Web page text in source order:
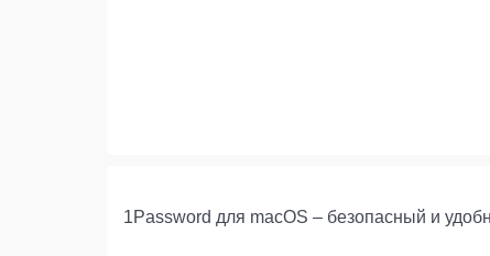
1Password для macOS – безопасный и